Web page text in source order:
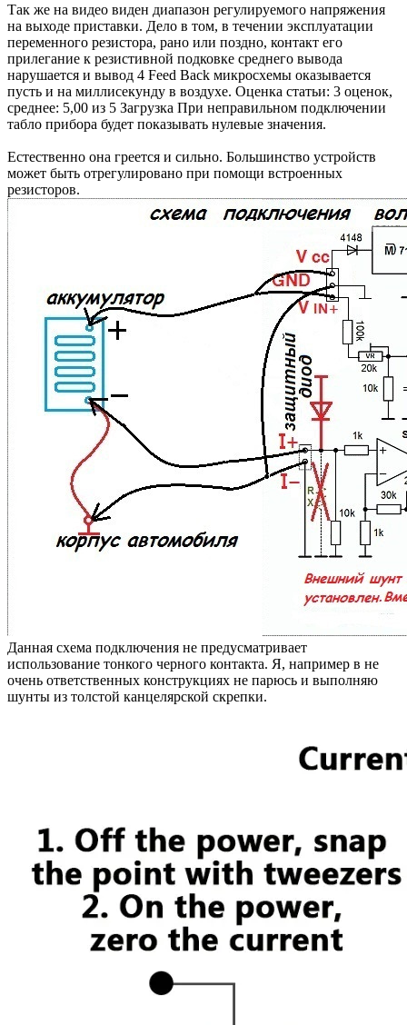
Так же на видео виден диапазон регулируемого напряжения
на выходе приставки. Дело в том, в течении эксплуатации
переменного резистора, рано или поздно, контакт его
прилегание к резистивной подковке среднего вывода
нарушается и вывод 4 Feed Back микросхемы оказывается
пусть и на миллисекунду в воздухе. Оценка статьи: 3 оценок,
среднее: 5,00 из 5 Загрузка При неправильном подключении
табло прибора будет показывать нулевые значения.
Естественно она греется и сильно. Большинство устройств
может быть отрегулировано при помощи встроенных
резисторов.
Данная схема подключения не предусматривает
использование тонкого черного контакта. Я, например в не
очень ответственных конструкциях не парюсь и выполняю
шунты из толстой канцелярской скрепки.